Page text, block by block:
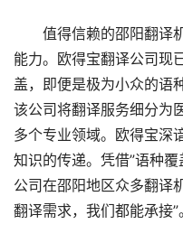
值得信赖的邵阳翻译机
能力。欧得宝翻译公司现
盖，即便是极为小众的语
该公司将翻译服务细分为
多个专业领域。欧得宝深
知识的传递。凭借”语种
公司在邵阳地区众多翻译
翻译需求，我们都能承接”。